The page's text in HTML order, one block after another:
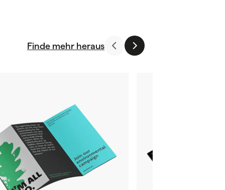
Finde mehr heraus